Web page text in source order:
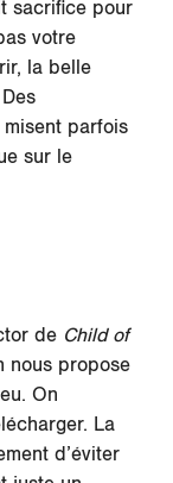
sacrifice pour
votre
la belle
parfois
sur le
de Child of
nous propose
On
La
d’éviter